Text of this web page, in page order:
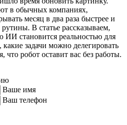
в обычных компаниях,
месяц в два раза быстрее и
В статье рассказываем,
ИИ становится реальностью для
какие задачи можно делегировать
что робот оставит вас без работы.
Ваше имя
Ваш телефон